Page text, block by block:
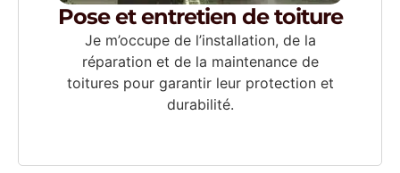
Pose et entretien de toiture
Je m’occupe de l’installation, de la
réparation et de la maintenance de
toitures pour garantir leur protection et
durabilité.